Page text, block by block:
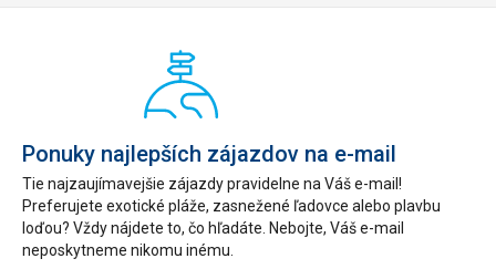
Ponuky najlepších zájazdov na e-mail
Tie najzaujímavejšie zájazdy pravidelne na Váš e-mail!
Preferujete exotické pláže, zasnežené ľadovce alebo plavbu
loďou? Vždy nájdete to, čo hľadáte. Nebojte, Váš e-mail
neposkytneme nikomu inému.